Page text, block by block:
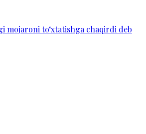
mojaroni to‘xtatishga chaqirdi deb